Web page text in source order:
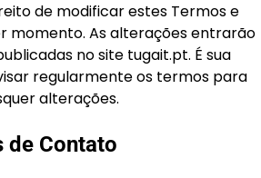
de modificar estes Termos e
momento. As alterações entrarão
no site tugait.pt. É sua
regularmente os termos para
alterações.
de Contato